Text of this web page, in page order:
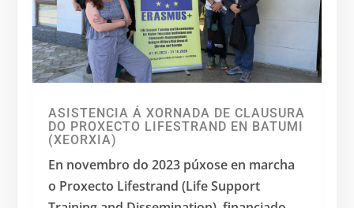
ASISTENCIA Á XORNADA DE CLAUSURA
DO PROXECTO LIFESTRAND EN BATUMI
(XEORXIA)
En novembro do 2023 púxose en marcha
o Proxecto Lifestrand (Life Support